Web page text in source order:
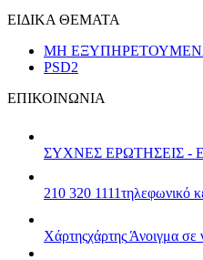
ΕΙΔΙΚΑ ΘΕΜΑΤΑ
ΜΗ
PSD2
ΕΠΙΚΟΙΝΩΝΙΑ
ΣΥΧΝΕΣ ΕΡΩΤΗΣΕΙΣ -
210 320 1111τηλεφωνικό
Χάρτηςχάρτης Άνοιγμα σε